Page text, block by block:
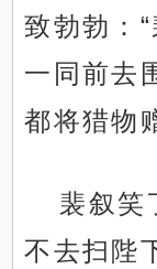
致勃勃：
一同前去
都将猎物
裴叙笑
不去扫陛